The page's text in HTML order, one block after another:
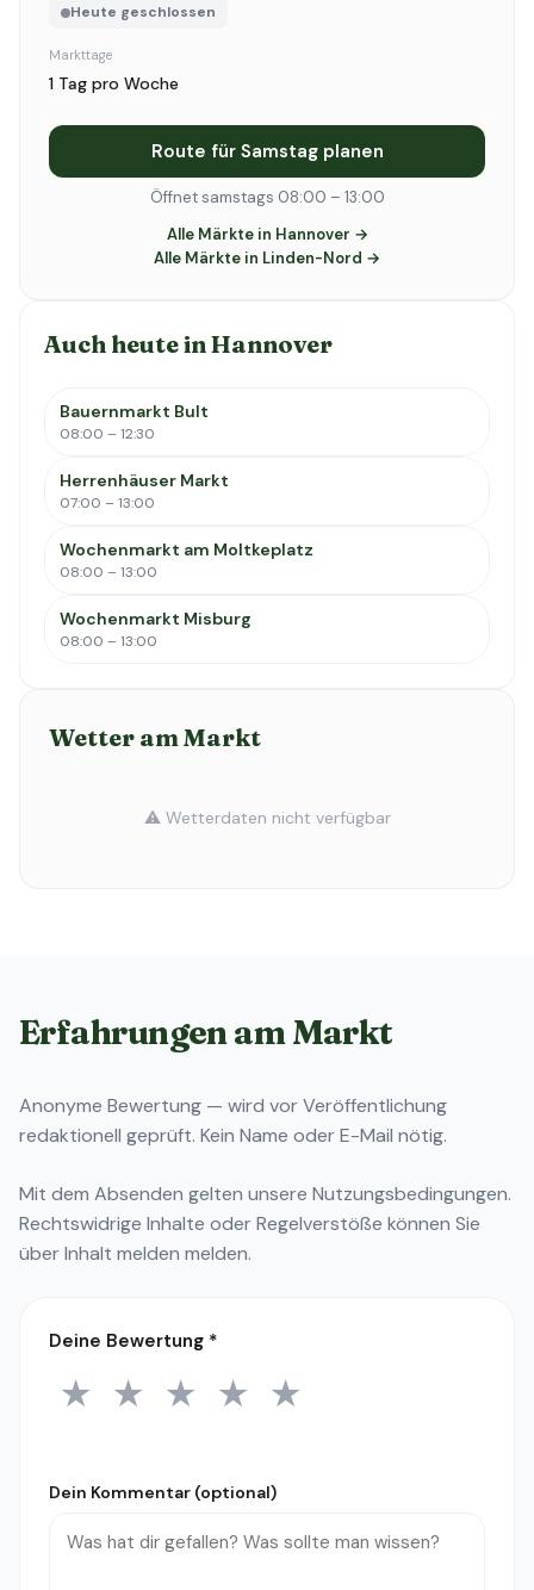
Heute geschlossen
Markttage
1 Tag pro Woche
Route für Samstag planen
Öffnet samstags 08:00 – 13:00
Alle Märkte in Hannover →
Alle Märkte in Linden-Nord →
Auch heute in Hannover
Bauernmarkt Bult
08:00 – 12:30
Herrenhäuser Markt
07:00 – 13:00
Wochenmarkt am Moltkeplatz
08:00 – 13:00
Wochenmarkt Misburg
08:00 – 13:00
Wetter am Markt
⚠️ Wetterdaten nicht verfügbar
Erfahrungen am Markt
Anonyme Bewertung — wird vor Veröffentlichung
redaktionell geprüft. Kein Name oder E-Mail nötig.
Mit dem Absenden gelten unsere Nutzungsbedingungen.
Rechtswidrige Inhalte oder Regelverstöße können Sie
überInhalt melden melden.
Deine Bewertung *
1 Stern
★ 2 Sterne
★ 3 Sterne
★ 4 Sterne
★ 5 Sterne
★
Dein Kommentar (optional)